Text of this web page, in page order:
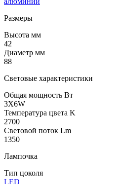
Размеры
Высота мм
42
Диаметр мм
88
Световые характеристики
Общая мощность Вт
3X6W
Температура цвета K
2700
Световой поток Lm
1350
Лампочка
Тип цоколя
LED